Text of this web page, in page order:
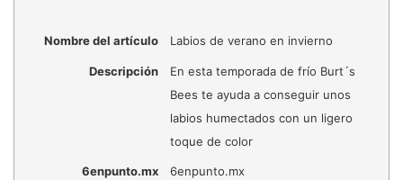
Nombre del artículo Labios de verano en invierno
Descripción
En esta temporada de frío Burt´s
Bees te ayuda a conseguir unos
labios humectados con un ligero
toque de color
6enpunto.mx 6enpunto.mx